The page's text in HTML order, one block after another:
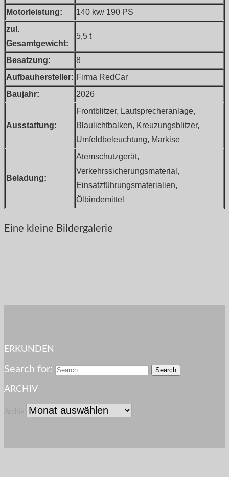
Motorleistung:
140 kw/ 190 PS
zul.
Gesamtgewicht:
5,5 t
Besatzung:
8
Aufbauhersteller: Firma RedCar
Baujahr:
2026
Ausstattung:
Frontblitzer, Lautsprecheranlage,
Blaulichtbalken, Kreuzungsblitzer,
Umfeldbeleuchtung, Markise
Beladung:
Atemschutzgerät,
Verkehrssicherungsmaterial,
Einsatzführungsmaterialien,
Ölbindemittel
Eine kleine Bildergalerie
ERKUNDEN
Search for:
ARCHIV